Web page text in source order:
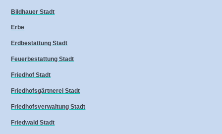
Bildhauer Stadt
Erbe
Erdbestattung Stadt
Feuerbestattung Stadt
Friedhof Stadt
Friedhofsgärtnerei Stadt
Friedhofsverwaltung Stadt
Friedwald Stadt